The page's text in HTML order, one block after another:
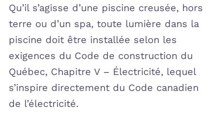
Qu’il s’agisse d’une piscine creusée, hors
terre ou d’un spa, toute lumière dans la
piscine doit être installée selon les
exigences du Code de construction du
Québec, Chapitre V – Électricité, lequel
s’inspire directement du Code canadien
de l’électricité.